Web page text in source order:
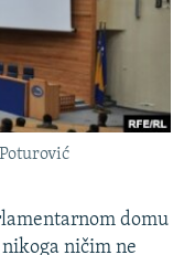
domu
ničim ne